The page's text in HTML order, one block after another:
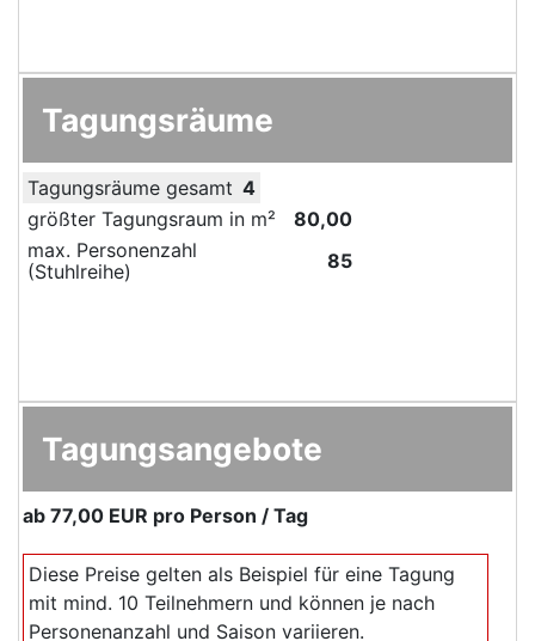
Tagungsräume
Tagungsräume gesamt 4
größter Tagungsraum in m²
80,00
max. Personenzahl
(Stuhlreihe)
85
Tagungsangebote
ab 77,00 EUR pro Person / Tag
Diese Preise gelten als Beispiel für eine Tagung
mit mind. 10 Teilnehmern und können je nach
Personenanzahl und Saison variieren.